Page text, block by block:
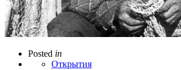
Posted in
Открытия